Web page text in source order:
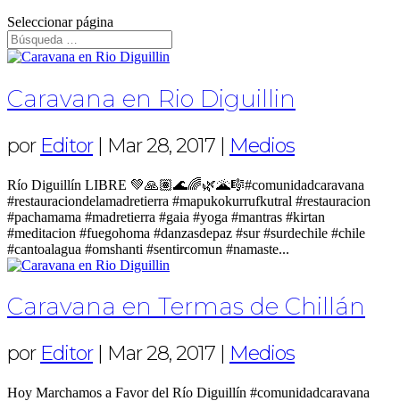
Seleccionar página
Caravana en Rio Diguillin
por Editor| Mar 28, 2017 | Medios
Río Diguillín LIBRE 💚🙏🏽🌊🌈🌿🌋🎼#comunidadcaravana
#restauraciondelamadretierra #mapukokurrufkutral #restauracion
#pachamama #madretierra #gaia #yoga #mantras #kirtan
#meditacion #fuegohoma #danzasdepaz #sur #surdechile #chile
#cantoalagua #omshanti #sentircomun #namaste...
Caravana en Termas de Chillán
por Editor| Mar 28, 2017 Medios
Hoy Marchamos a Favor del Río Diguillín #comunidadcaravana